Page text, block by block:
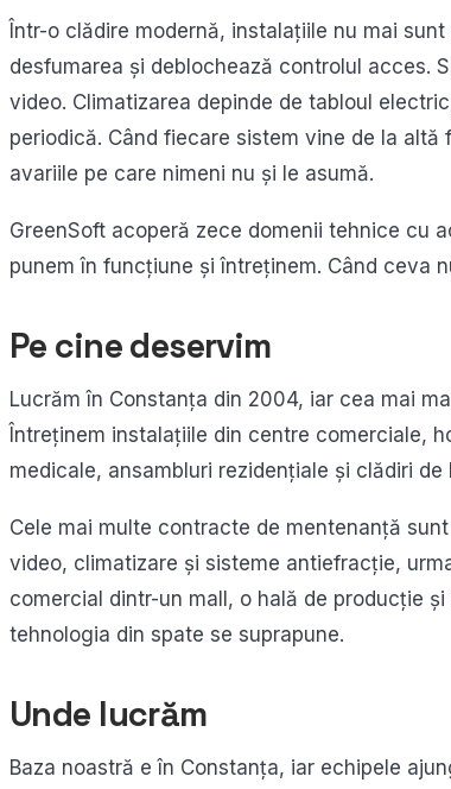
Într-o clădire modernă, instalațiile nu mai
desfumarea și deblochează controlul acces.
video. Climatizarea depinde de tabloul
periodică. Când fiecare sistem vine de la
avariile pe care nimeni nu și le asumă.
GreenSoft acoperă zece domenii tehnice cu
punem în funcțiune și întreținem. Când ceva
Pe cine deservim
Lucrăm în Constanța din 2004, iar cea mai
Întreținem instalațiile din centre comerciale,
medicale, ansambluri rezidențiale și clădiri
Cele mai multe contracte de mentenanță
video, climatizare și sisteme antiefracție,
comercial dintr-un mall, o hală de producție
tehnologia din spate se suprapune.
Unde lucrăm
Baza noastră e în Constanța, iar echipele